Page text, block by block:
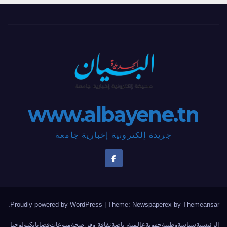
www.albayene.tn
جريدة إلكترونية إخبارية جامعة
Proudly powered by WordPress Theme: Newspaperex by Themeansar
الرئيسيةسياسةوطنيةجهويةعالميةرياضةثقافة وفنصحةمنوعاتقضاياتكنولوجيا